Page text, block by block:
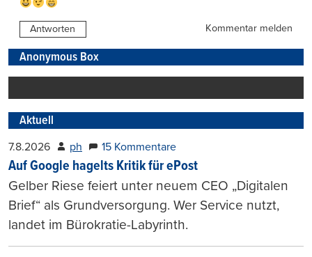
Antworten Kommentar melden
Anonymous Box
Aktuell
7.8.2026 ph 15 Kommentare
Auf Google hagelts Kritik für ePost
Gelber Riese feiert unter neuem CEO „Digitalen
Brief“ als Grundversorgung. Wer Service nutzt,
landet im Bürokratie-Labyrinth.